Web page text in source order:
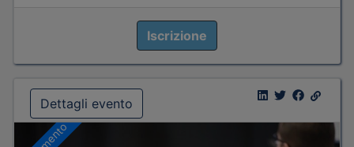
Iscrizione
Dettagli evento